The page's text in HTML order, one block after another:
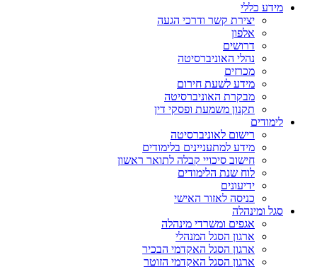
מידע כללי
יצירת קשר ודרכי הגעה
אלפון
דרושים
נהלי האוניברסיטה
מכרזים
מידע לשעת חירום
מבקרת האוניברסיטה
תקנון משמעת ופסקי דין
לימודים
רישום לאוניברסיטה
מידע למתעניינים בלימודים
חישוב סיכויי קבלה לתואר ראשון
לוח שנת הלימודים
ידיעונים
כניסה לאזור האישי
סגל ומינהלה
אגפים ומשרדי מינהלה
ארגון הסגל המנהלי
ארגון הסגל האקדמי הבכיר
ארגון הסגל האקדמי הזוטר